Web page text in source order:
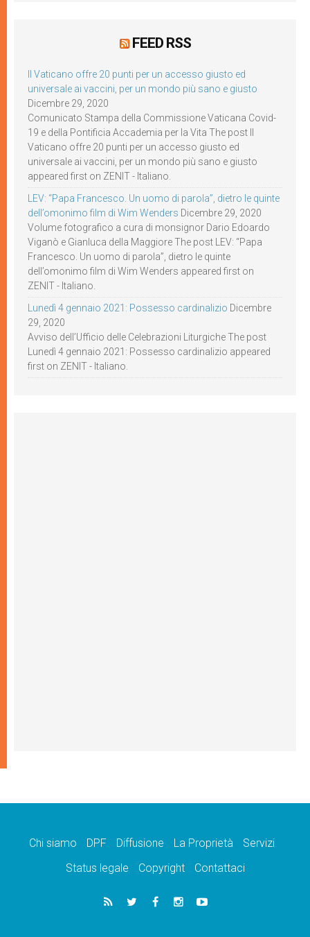
FEED RSS
Il Vaticano offre 20 punti per un accesso giusto ed
universale ai vaccini, per un mondo più sano e giusto
Dicembre 29, 2020
Comunicato Stampa della Commissione Vaticana Covid-
19 e della Pontificia Accademia per la Vita The post Il
Vaticano offre 20 punti per un accesso giusto ed
universale ai vaccini, per un mondo più sano e giusto
appeared first on ZENIT - Italiano.
LEV: “Papa Francesco. Un uomo di parola”, dietro le quinte
dell’omonimo film di Wim Wenders Dicembre 29, 2020
Volume fotografico a cura di monsignor Dario Edoardo
Viganò e Gianluca della Maggiore The post LEV: “Papa
Francesco. Un uomo di parola”, dietro le quinte
dell’omonimo film di Wim Wenders appeared first on
ZENIT - Italiano.
Lunedì 4 gennaio 2021: Possesso cardinalizio Dicembre
29, 2020
Avviso dell’Ufficio delle Celebrazioni Liturgiche The post
Lunedì 4 gennaio 2021: Possesso cardinalizio appeared
first on ZENIT - Italiano.
Chi siamo DPF Diffusione La Proprietà
Servizi
Status legale
Copyright Contattaci